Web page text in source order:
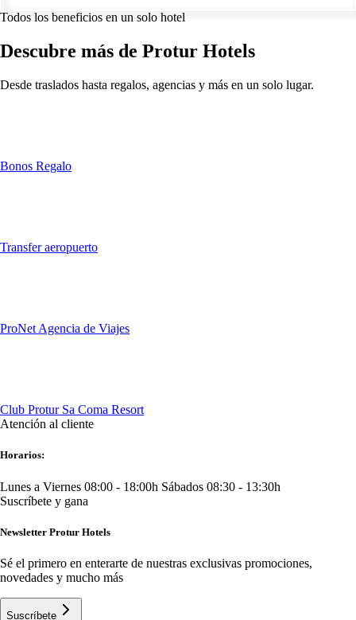
Todos los beneficios en un solo hotel
Descubre más de Protur Hotels
Desde traslados hasta regalos, agencias y más en un solo lugar.
Bonos Regalo
Transfer aeropuerto
ProNet Agencia de Viajes
Club Protur Sa Coma Resort
Atención al cliente
Horarios:
Lunes a Viernes 08:00 - 18:00h Sábados 08:30 - 13:30h
Suscríbete y gana
Newsletter Protur Hotels
Sé el primero en enterarte de nuestras exclusivas promociones,
novedades y mucho más
Suscríbete